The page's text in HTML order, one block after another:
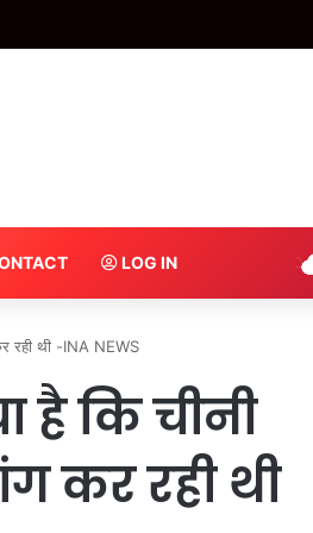
Samsung से LG और TCL तक 50% छूट,
LOG IN
रही थी -INA NEWS
है कि चीनी
कर रही थी